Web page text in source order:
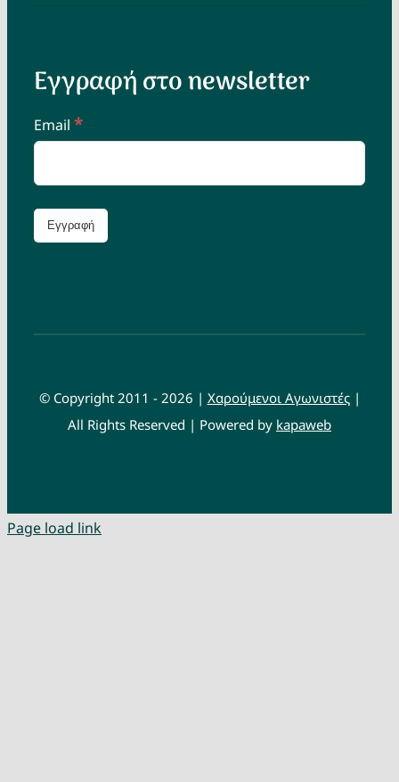
Εγγραφή στο newsletter
Email *
© Copyright 2011 - 2026 | Χαρούμενοι Αγωνιστές|
All Rights Reserved | Powered by kapaweb
Page load link